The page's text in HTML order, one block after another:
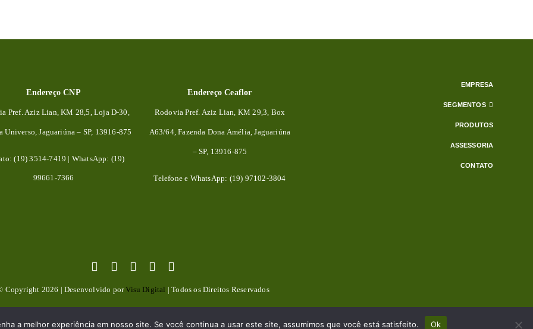
Endereço CNP
Pref. Aziz Lian, KM 28,5, Loja D-30,
Universo, Jaguariúna – SP, 13916-875
(19) 3514-7419 | WhatsApp: (19)
99661-7366
Endereço Ceaflor
Rodovia Pref. Aziz Lian, KM 29,3, Box
A63/64, Fazenda Dona Amélia, Jaguariúna
– SP, 13916-875
Telefone e WhatsApp: (19) 97102-3804
EMPRESA
SEGMENTOS
PRODUTOS
ASSESSORIA
CONTATO
Copyright 2026 | Desenvolvido porVisu Digital | Todos os Direitos Reservados
a melhor experiência em nosso site. Se você continua a usar este site, assumimos que você está satisfeito. Ok